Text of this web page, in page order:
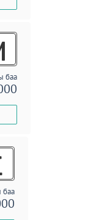
баа
баа